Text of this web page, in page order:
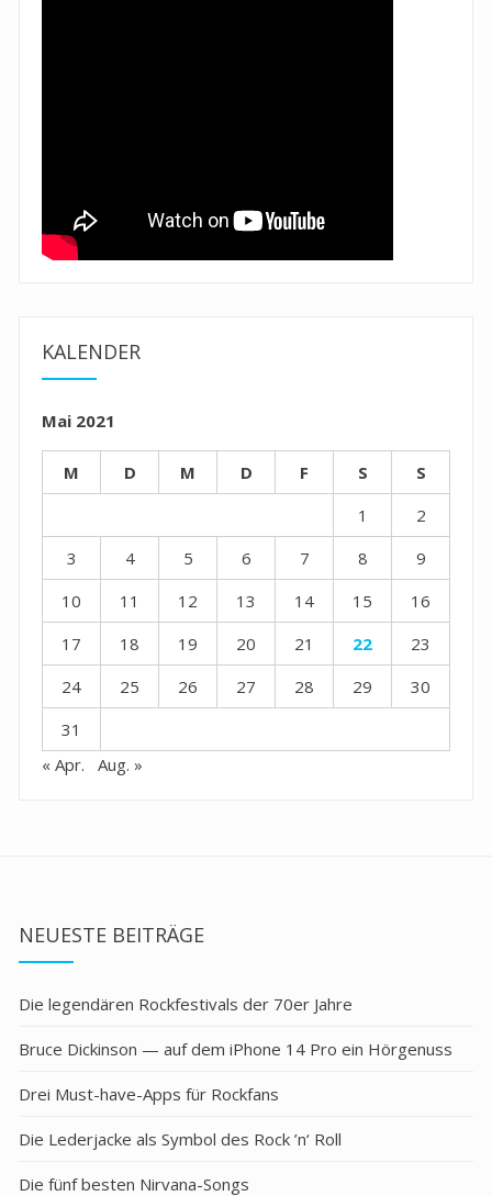
KALENDER
Mai 2021
M D M D F S
S
1
2
3
4 5 6 7 8
9
10
11 12 13 14 15
16
17
18 19 20 21 22
23
24
25 26 27 28 29
30
31
« Apr.
Aug. »
NEUESTE BEITRÄGE
Die legendären Rockfestivals der 70er Jahre
Bruce Dickinson — auf dem iPhone 14 Pro ein Hörgenuss
Drei Must-have-Apps für Rockfans
Die Lederjacke als Symbol des Rock ’n‘ Roll
Die fünf besten Nirvana-Songs